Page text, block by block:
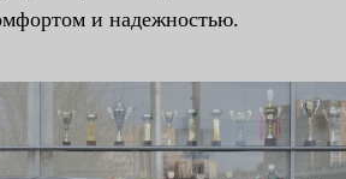
и надежностью.